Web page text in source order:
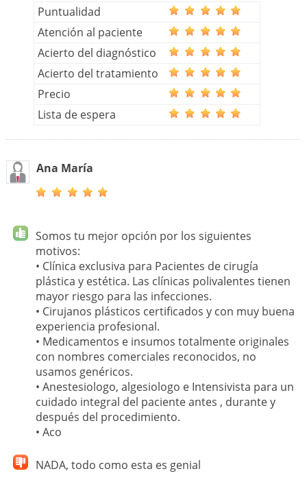
Puntualidad
Atención al paciente
Acierto del diagnóstico
Acierto del tratamiento
Precio
Lista de espera
Ana María
Somos tu mejor opción por los siguientes
motivos:
• Clínica exclusiva para Pacientes de cirugía
plástica y estética. Las clínicas polivalentes tienen
mayor riesgo para las infecciones.
• Cirujanos plásticos certificados y con muy buena
experiencia profesional.
• Medicamentos e insumos totalmente originales
con nombres comerciales reconocidos, no
usamos genéricos.
• Anestesiologo, algesiologo e Intensivista para un
cuidado integral del paciente antes , durante y
después del procedimiento.
• Aco
NADA, todo como esta es genial